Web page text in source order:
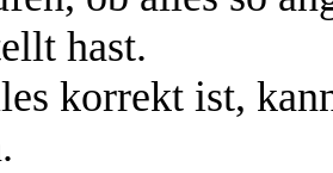
hast.
korrekt ist,